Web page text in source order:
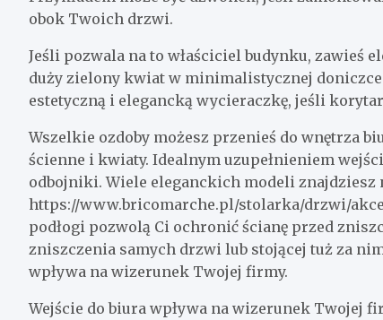
obok Twoich drzwi.
Jeśli pozwala na to właściciel budynku, zawieś
duży zielony kwiat w minimalistycznej
estetyczną i elegancką wycieraczkę, jeśli
Wszelkie ozdoby możesz przenieś do wnętrza
ścienne i kwiaty. Idealnym uzupełnieniem
odbojniki. Wiele eleganckich modeli znajdziesz
https://www.bricomarche.pl/stolarka/drzwi/
podłogi pozwolą Ci ochronić ścianę przed
zniszczenia samych drzwi lub stojącej tuż za
wpływa na wizerunek Twojej firmy.
Wejście do biura wpływa na wizerunek Twojej